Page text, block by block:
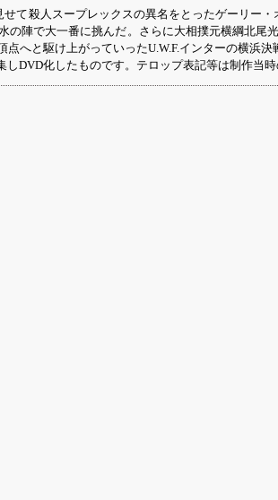
て殺人スープレックスの異名をとったゲーリ
の陣で大一番に挑んだ。さらに大相撲元横綱北
へと駆け上がっていったU.W.F.インターの横浜決
DVD化したものです。テロップ表記等は制作当